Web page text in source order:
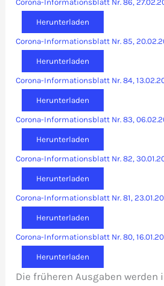
Corona-Informationsblatt Nr. 86,
Herunterladen
Corona-Informationsblatt Nr. 85,
Herunterladen
Corona-Informationsblatt Nr. 84,
Herunterladen
Corona-Informationsblatt Nr. 83,
Herunterladen
Corona-Informationsblatt Nr. 82,
Herunterladen
Corona-Informationsblatt Nr. 81,
Herunterladen
Corona-Informationsblatt Nr. 80,
Herunterladen
Die früheren Ausgaben werden